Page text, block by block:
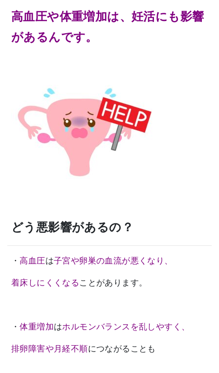
高血圧や体重増加は、妊活にも影響
があるんです。
どう悪影響があるの？
・高血圧は子宮や卵巣の血流が悪くなり、
着床しにくくなる ことがあります。
・体重増加はホルモンバランスを乱しやすく、
排卵障害や月経不順につながることも